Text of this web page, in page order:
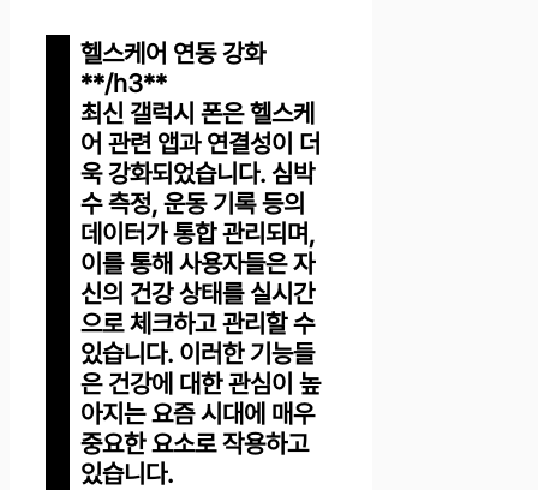
헬스케어 연동 강화
**/h3**
최신 갤럭시 폰은 헬스케
어 관련 앱과 연결성이 더
욱 강화되었습니다. 심박
수 측정, 운동 기록 등의
데이터가 통합 관리되며,
이를 통해 사용자들은 자
신의 건강 상태를 실시간
으로 체크하고 관리할 수
있습니다. 이러한 기능들
은 건강에 대한 관심이 높
아지는 요즘 시대에 매우
중요한 요소로 작용하고
있습니다.